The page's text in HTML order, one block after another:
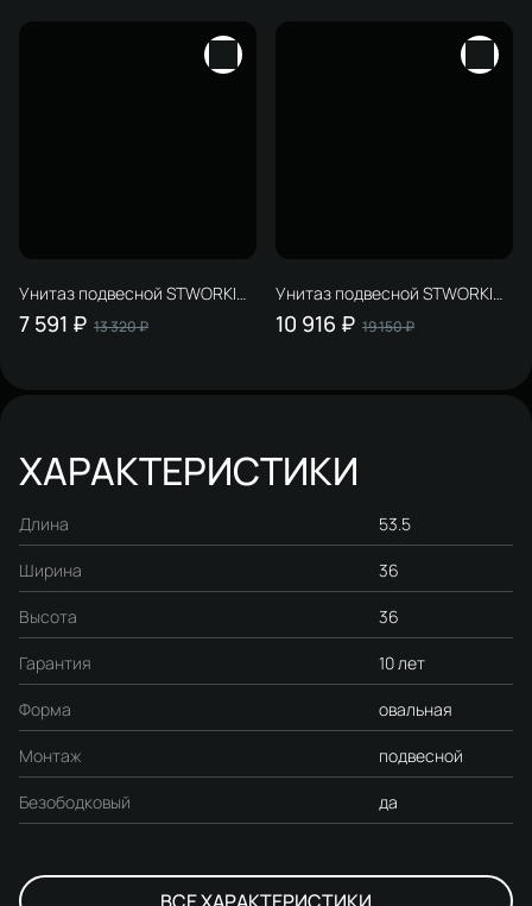
Унитаз подвесной STWORKI
Кронборг S28401WH
безободковый, с
7 591 ₽ 13 320 ₽
Унитаз подвесной STWORKI
Левангер S07401WH
безободковый, смыв Торнадо,
10 916 ₽ 19 150 ₽
ХАРАКТЕРИСТИКИ
Длина 53.5
Ширина 36
Высота 36
Гарантия 10 лет
Форма овальная
Монтаж подвесной
Безободковый да